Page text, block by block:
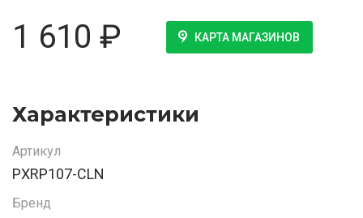
1 610 ₽ КАРТА МАГАЗИНОВ
Характеристики
Артикул
PXRP107-CLN
Бренд